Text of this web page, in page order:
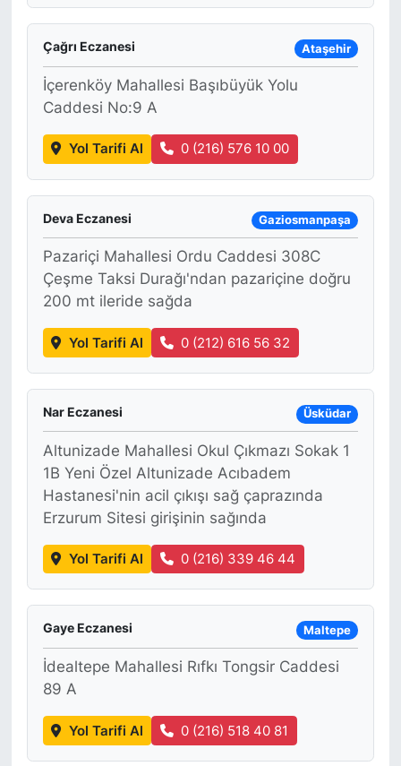
Çağrı Eczanesi Ataşehir
İçerenköy Mahallesi Başıbüyük Yolu
Caddesi No:9 A
Yol Tarifi Al 0 (216) 576 10 00
Deva Eczanesi Gaziosmanpaşa
Pazariçi Mahallesi Ordu Caddesi 308C
Çeşme Taksi Durağı'ndan pazariçine doğru
200 mt ileride sağda
Yol Tarifi Al 0 (212) 616 56 32
Nar Eczanesi Üsküdar
Altunizade Mahallesi Okul Çıkmazı Sokak 1
1B Yeni Özel Altunizade Acıbadem
Hastanesi'nin acil çıkışı sağ çaprazında
Erzurum Sitesi girişinin sağında
Yol Tarifi Al 0 (216) 339 46 44
Gaye Eczanesi Maltepe
İdealtepe Mahallesi Rıfkı Tongsir Caddesi
89 A
Yol Tarifi Al 0 (216) 518 40 81